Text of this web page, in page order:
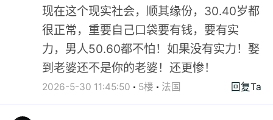
现在这个现实社会，顺其缘份，30.40岁都
很正常，重要自己口袋要有钱，要有实
力，男人50.60都不怕！如果没有实力！娶
到老婆还不是你的老婆！还更惨！
2026-5-30 11:45:50 5楼 法国 回复Ta